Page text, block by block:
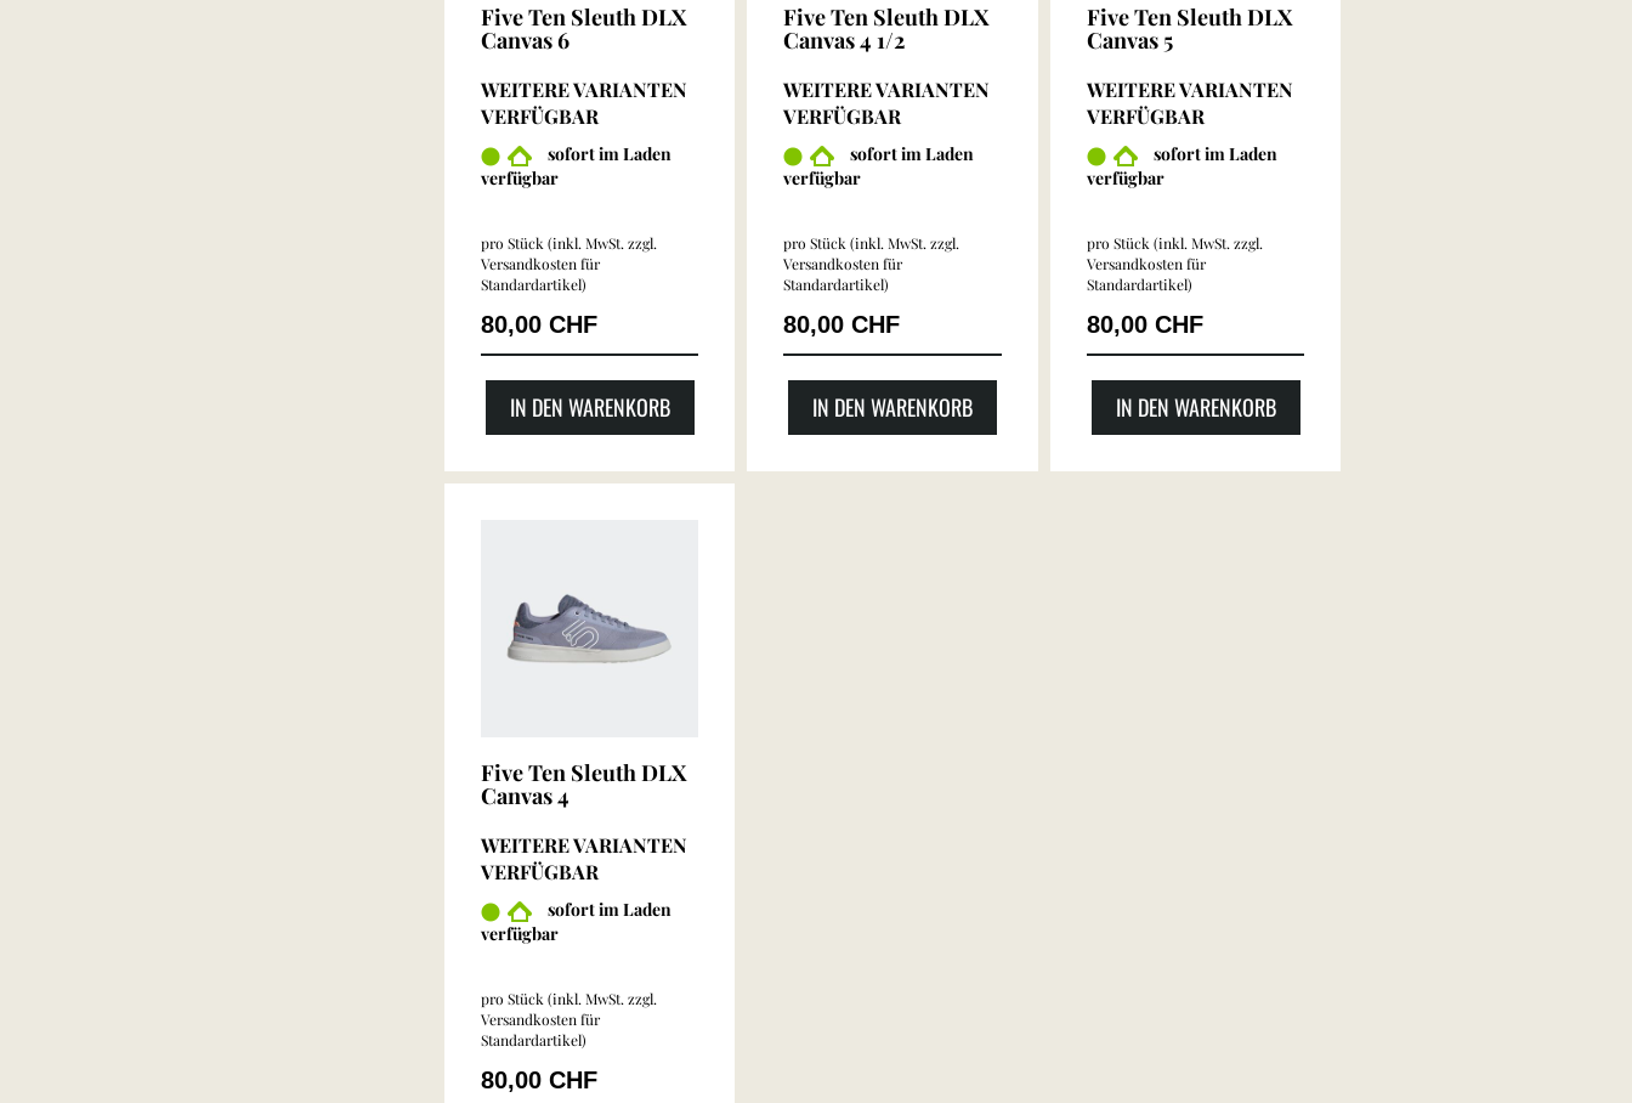
Five Ten Sleuth DLX
Canvas 6
WEITERE VARIANTEN
VERFÜGBAR
sofort im Laden
verfügbar
pro Stück (inkl. MwSt. zzgl.
Versandkosten für
Standardartikel)
80,00 CHF
IN DEN WARENKORB
Five Ten Sleuth DLX
Canvas 4 1/2
WEITERE VARIANTEN
VERFÜGBAR
sofort im Laden
verfügbar
pro Stück (inkl. MwSt. zzgl.
Versandkosten für
Standardartikel)
80,00 CHF
IN DEN WARENKORB
Five Ten Sleuth DLX
Canvas 5
WEITERE VARIANTEN
VERFÜGBAR
sofort im Laden
verfügbar
pro Stück (inkl. MwSt. zzgl.
Versandkosten für
Standardartikel)
80,00 CHF
IN DEN WARENKORB
Five Ten Sleuth DLX
Canvas 4
WEITERE VARIANTEN
VERFÜGBAR
sofort im Laden
verfügbar
pro Stück (inkl. MwSt. zzgl.
Versandkosten für
Standardartikel)
80,00 CHF